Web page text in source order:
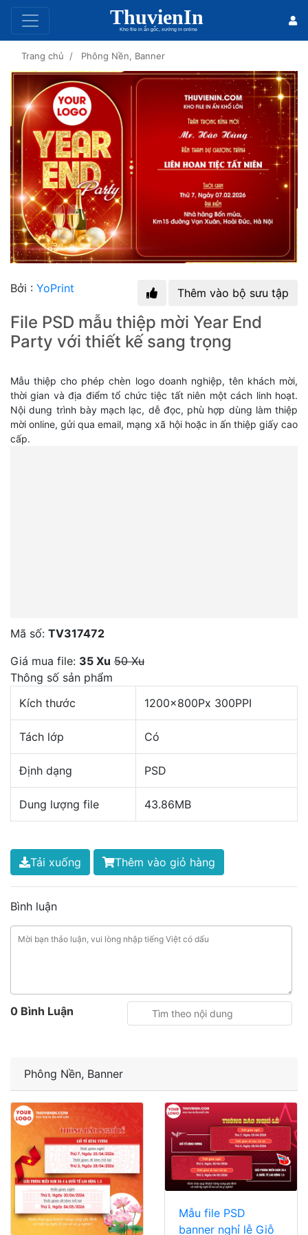
Trang chủ Phông Nền, Banner
Bởi : YoPrint Thêm vào bộ sưu tập
File PSD mẫu thiệp mời Year End
Party với thiết kế sang trọng
Mẫu thiệp cho phép chèn logo doanh nghiệp, tên khách mời,
thời gian và địa điểm tổ chức tiệc tất niên một cách linh hoạt.
Nội dung trình bày mạch lạc, dễ đọc, phù hợp dùng làm thiệp
mời online, gửi qua email, mạng xã hội hoặc in ấn thiệp giấy cao
cấp.
Mã số: TV317472
Giá mua file: 35 Xu 50 Xu
Thông số sản phẩm
Kích thước
1200x800Px 300PPI
Tách lớp Có
Định dạng PSD
Dung lượng file 43.86MB
Tải xuống Thêm vào giỏ hàng
Bình luận
0 Bình Luận
Phông Nền, Banner
Mẫu file PSD
banner nghỉ lễ Giỗ